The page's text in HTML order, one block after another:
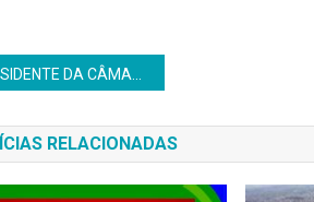
SE ENCONTRA COM REPRESENTANTES DE BANDAS E FANFARRAS
RELACIONADAS